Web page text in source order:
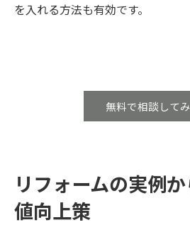
を入れる方法も有効です。
無料で相談して
リフォームの実例
値向上策